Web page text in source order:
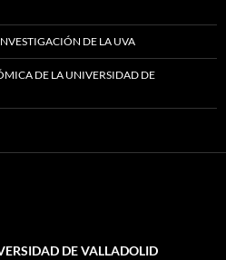
DE LA UVA
DE LA UNIVERSIDAD DE
DE VALLADOLID